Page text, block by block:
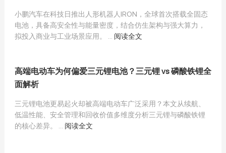
小鹏汽车在科技日推出人形机器人IRON，全球首次搭载全固态
电池，具备高安全性与能量密度，结合仿生架构与强大算力，
拟投入商业与工业场景应用。 ... 阅读全文
高端电动车为何偏爱三元锂电池？三元锂 vs 磷酸铁锂全
面解析
三元锂电池更易起火却被高端电动车广泛采用？本文从续航、
低温性能、安全管理和回收价值多维度分析三元锂与磷酸铁锂
的核心差异。 ... 阅读全文